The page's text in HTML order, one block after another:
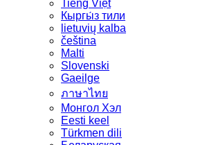
Tiếng Việt
Кыргы́з тили
lietuvių kalba
čeština
Malti
Slovenski
Gaeilge
ภาษาไทย
Монгол Хэл
Eesti keel
Türkmen dili